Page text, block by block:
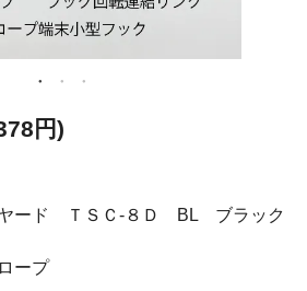
円)
ード ＴＳＣ-８Ｄ BL ブラック
ープ